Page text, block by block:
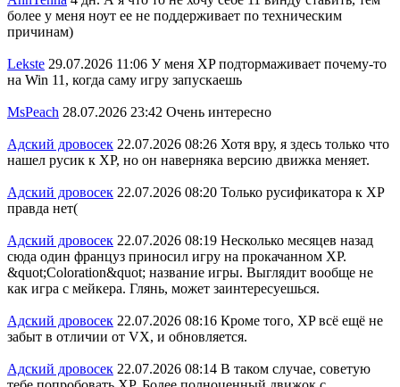
более у меня ноут ее не поддерживает по техническим
причинам)
Lekste 29.07.2026 11:06 У меня XP подтормаживает почему-то
на Win 11, когда саму игру запускаешь
MsPeach 28.07.2026 23:42 Очень интересно
Адский дровосек 22.07.2026 08:26 Хотя вру, я здесь только что
нашел русик к XP, но он наверняка версию движка меняет.
Адский дровосек 22.07.2026 08:20 Только русификатора к ХР
правда нет(
Адский дровосек 22.07.2026 08:19 Несколько месяцев назад
сюда один француз приносил игру на прокачанном XP.
&quot;Coloration&quot; название игры. Выглядит вообще не
как игра с мейкера. Глянь, может заинтересуешься.
Адский дровосек 22.07.2026 08:16 Кроме того, XP всё ещё не
забыт в отличии от VX, и обновляется.
Адский дровосек 22.07.2026 08:14 В таком случае, советую